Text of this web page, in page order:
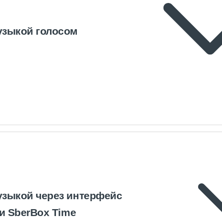
голосом
через интерфейс
SberBox Time